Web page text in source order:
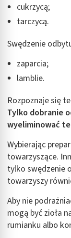
cukrzycą;
tarczycą.
Swędzenie
zaparcia;
lamblie.
Rozpoznaje się
Tylko dobranie
wyeliminować
Wybierając
towarzyszące.
tylko swędzenie
towarzyszy
Aby nie
mogą być zioła
rumianku albo